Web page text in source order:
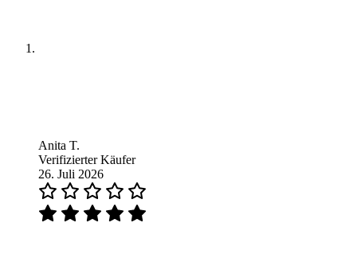
Anita T.
Verifizierter Käufer
26. Juli 2026